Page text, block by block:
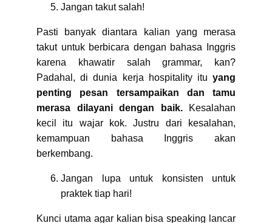
Jangan takut salah!
Pasti banyak diantara kalian yang merasa
takut untuk berbicara dengan bahasa Inggris
karena khawatir salah grammar, kan?
Padahal, di dunia kerja hospitality itu yang
penting pesan tersampaikan dan tamu
merasa dilayani dengan baik.
Kesalahan
kecil itu wajar kok. Justru dari kesalahan,
kemampuan bahasa Inggris akan
berkembang.
Jangan lupa untuk konsisten untuk
praktek tiap hari!
Kunci utama agar kalian bisa speaking lancar